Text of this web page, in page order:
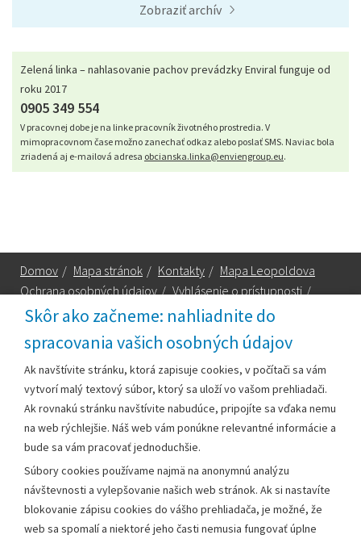
Skôr ako začneme: nahliadnite do
spracovania vašich osobných údajov
Ak navštívite stránku, ktorá zapisuje cookies, v počítači sa vám
vytvorí malý textový súbor, ktorý sa uloží vo vašom prehliadači.
Ak rovnakú stránku navštívite nabudúce, pripojíte sa vďaka nemu
na web rýchlejšie. Náš web vám ponúkne relevantné informácie a
bude sa vám pracovať jednoduchšie.
Súbory cookies používame najmä na anonymnú analýzu
návštevnosti a vylepšovanie našich web stránok. Ak si nastavíte
blokovanie zápisu cookies do vášho prehliadača, je možné, že
web sa spomalí a niektoré jeho časti nemusia fungovať úplne
Zobraziť archív
Zelená linka – nahlasovanie pachov prevádzky Enviral funguje od
roku 2017
0905 349 554
V pracovnej dobe je na linke pracovník životného prostredia. V
mimopracovnom čase možno zanechať odkaz alebo poslať SMS. Naviac bola
zriadená aj e-mailová adresa obcianska.linka@enviengroup.eu.
Domov / Mapa stránok / Kontakty / Mapa Leopoldova
Ochrana osobných údajov / Vyhlásenie o prístupnosti /
Technická podpora
Mestský úrad Leopoldov
Hlohovská cesta 1818/2A
920 41 Leopoldov
Kontakt:
Telefón:+42133/285 27 11